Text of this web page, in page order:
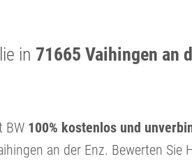
in 71665 Vaihingen an
BW 100% kostenlos und
an der Enz. Bewerten Sie